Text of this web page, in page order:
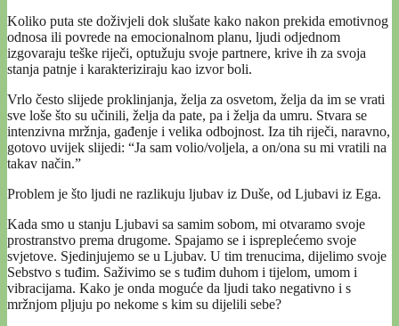
Koliko puta ste doživjeli dok slušate kako nakon prekida emotivnog
odnosa ili povrede na emocionalnom planu, ljudi odjednom
izgovaraju teške riječi, optužuju svoje partnere, krive ih za svoja
stanja patnje i karakteriziraju kao izvor boli.
Vrlo često slijede proklinjanja, želja za osvetom, želja da im se vrati
sve loše što su učinili, želja da pate, pa i želja da umru. Stvara se
intenzivna mržnja, gađenje i velika odbojnost. Iza tih riječi, naravno,
gotovo uvijek slijedi: “Ja sam volio/voljela, a on/ona su mi vratili na
takav način.”
Problem je što ljudi ne razlikuju ljubav iz Duše, od Ljubavi iz Ega.
Kada smo u stanju Ljubavi sa samim sobom, mi otvaramo svoje
prostranstvo prema drugome. Spajamo se i ispreplećemo svoje
svjetove. Sjedinjujemo se u Ljubav. U tim trenucima, dijelimo svoje
Sebstvo s tuđim. Saživimo se s tuđim duhom i tijelom, umom i
vibracijama. Kako je onda moguće da ljudi tako negativno i s
mržnjom pljuju po nekome s kim su dijelili sebe?